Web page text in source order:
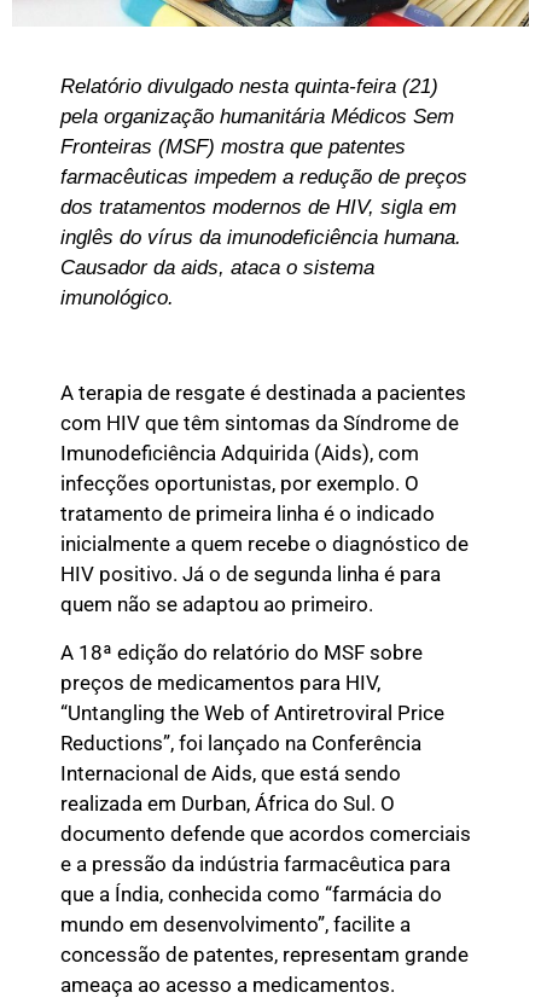
Relatório divulgado nesta quinta-feira (21)
pela organização humanitária Médicos Sem
Fronteiras (MSF) mostra que patentes
farmacêuticas impedem a redução de preços
dos tratamentos modernos de HIV, sigla em
inglês do vírus da imunodeficiência humana.
Causador da aids, ataca o sistema
imunológico.
A terapia de resgate é destinada a pacientes
com HIV que têm sintomas da Síndrome de
Imunodeficiência Adquirida (Aids), com
infecções oportunistas, por exemplo. O
tratamento de primeira linha é o indicado
inicialmente a quem recebe o diagnóstico de
HIV positivo. Já o de segunda linha é para
quem não se adaptou ao primeiro.
A 18ª edição do relatório do MSF sobre
preços de medicamentos para HIV,
“Untangling the Web of Antiretroviral Price
Reductions”, foi lançado na Conferência
Internacional de Aids, que está sendo
realizada em Durban, África do Sul. O
documento defende que acordos comerciais
e a pressão da indústria farmacêutica para
que a Índia, conhecida como “farmácia do
mundo em desenvolvimento”, facilite a
concessão de patentes, representam grande
ameaça ao acesso a medicamentos.